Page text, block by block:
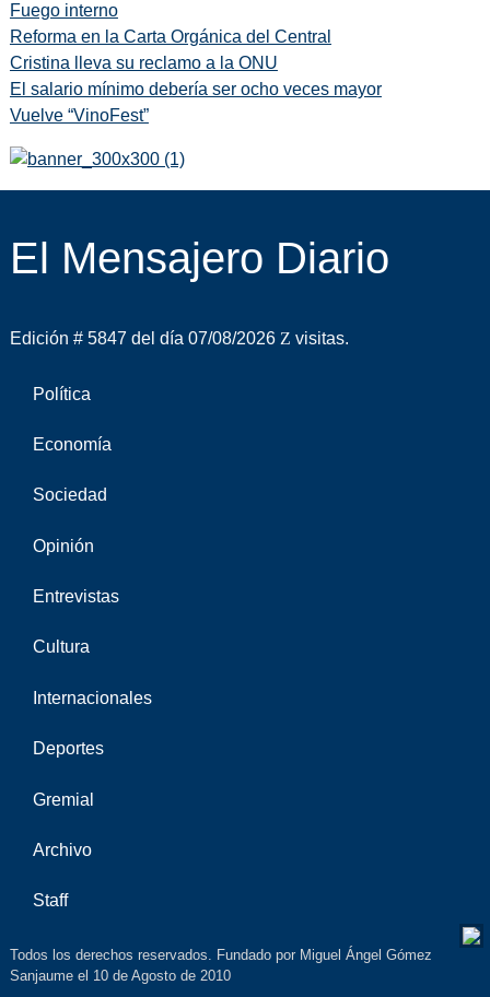
Fuego interno
Reforma en la Carta Orgánica del Central
Cristina lleva su reclamo a la ONU
El salario mínimo debería ser ocho veces mayor
Vuelve “VinoFest”
El Mensajero Diario
Edición # 5847 del día 07/08/2026 visitas.
Política
Economía
Sociedad
Opinión
Entrevistas
Cultura
Internacionales
Deportes
Gremial
Archivo
Staff
Todos los derechos reservados. Fundado por Miguel Ángel Gómez
Sanjaume el 10 de Agosto de 2010